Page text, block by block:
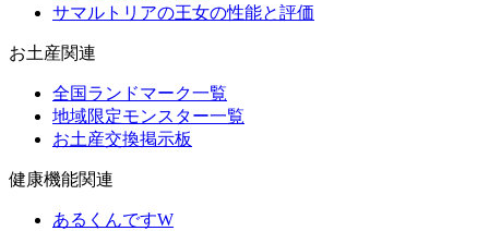
サマルトリアの王女の性能と評価
お土産関連
全国ランドマーク一覧
地域限定モンスター一覧
お土産交換掲示板
健康機能関連
あるくんですW